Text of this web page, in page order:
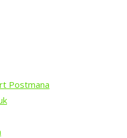
Postmana